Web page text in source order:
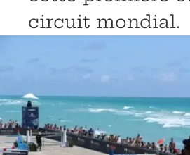
circuit mondial.